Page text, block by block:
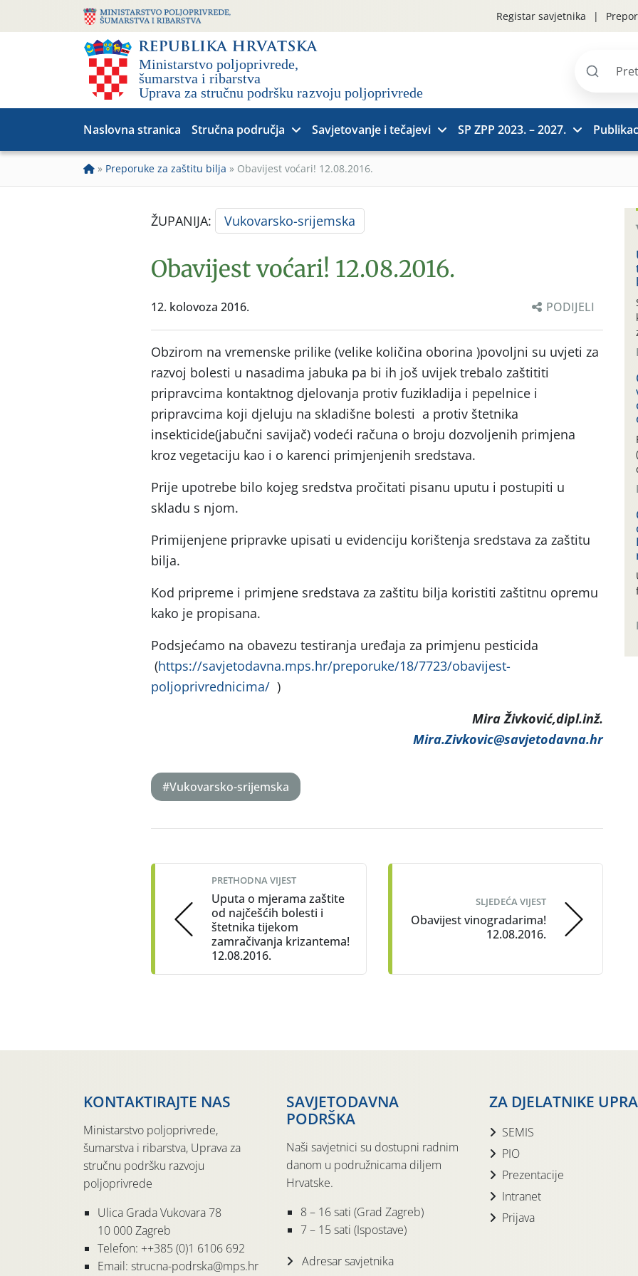
Registar savjetnika
Pretraži
Naslovna stranica Stručna područja Savjetovanje i tečajevi SP ZPP 2023. – 2027.
» Preporuke za zaštitu bilja » Obavijest voćari! 12.08.2016.
ŽUPANIJA: Vukovarsko-srijemska
Obavijest voćari! 12.08.2016.
12. kolovoza 2016. PODIJELI
Obzirom na vremenske prilike (velike količina oborina )povoljni su uvjeti za
razvoj bolesti u nasadima jabuka pa bi ih još uvijek trebalo zaštititi
pripravcima kontaktnog djelovanja protiv fuzikladija i pepelnice i
pripravcima koji djeluju na skladišne bolesti a protiv štetnika
insekticide(jabučni savijač) vodeći računa o broju dozvoljenih primjena
kroz vegetaciju kao i o karenci primjenjenih sredstava.
Prije upotrebe bilo kojeg sredstva pročitati pisanu uputu i postupiti u
skladu s njom.
Primijenjene pripravke upisati u evidenciju korištenja sredstava za zaštitu
bilja.
Kod pripreme i primjene sredstava za zaštitu bilja koristiti zaštitnu opremu
kako je propisana.
Podsjećamo na obavezu testiranja uređaja za primjenu pesticida
(https://savjetodavna.mps.hr/preporuke/18/7723/obavijest-
poljoprivrednicima/ )
Mira Živković,dipl.inž.
Mira.Zivkovic@savjetodavna.hr
#Vukovarsko-srijemska
navigation
PRETHODNA VIJEST
Uputa o mjerama zaštite
od najčešćih bolesti i
štetnika tijekom
zamračivanja krizantema!
12.08.2016.
SLJEDEĆA VIJEST
Obavijest vinogradarima!
12.08.2016.
KONTAKTIRAJTE NAS
Ministarstvo poljoprivrede,
šumarstva i ribarstva, Uprava za
stručnu podršku razvoju
poljoprivrede
Ulica Grada Vukovara 78
10 000 Zagreb
Telefon: ++385 (0)1 6106 692
Email: strucna-podrska@mps.hr
SAVJETODAVNA
PODRŠKA
Naši savjetnici su dostupni radnim
danom u podružnicama diljem
Hrvatske.
8 – 16 sati (Grad Zagreb)
7 – 15 sati (Ispostave)
Adresar savjetnika
ZA DJELATNIKE
SEMIS
PIO
Prezentacije
Intranet
Prijava